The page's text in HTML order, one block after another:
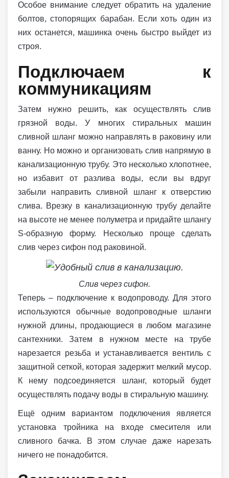
Особое внимание следует обратить на удаление
болтов, стопорящих барабан. Если хоть один из
них останется, машинка очень быстро выйдет из
строя.
Подключаем к
коммуникациям
Затем нужно решить, как осуществлять слив
грязной воды. У многих стиральных машин
сливной шланг можно направлять в раковину или
ванну. Но можно и организовать слив напрямую в
канализационную трубу. Это несколько хлопотнее,
но избавит от разлива воды, если вы вдруг
забыли направить сливной шланг к отверстию
слива. Врезку в канализационную трубу делайте
на высоте не менее полуметра и придайте шлангу
S-образную форму. Несколько проще сделать
слив через сифон под раковиной.
Слив через сифон.
Теперь – подключение к водопроводу. Для этого
используются обычные водопроводные шланги
нужной длины, продающиеся в любом магазине
сантехники. Затем в нужном месте на трубе
нарезается резьба и устанавливается вентиль с
защитной сеткой, которая задержит мелкий мусор.
К нему подсоединяется шланг, который будет
осуществлять подачу воды в стиральную машину.
Ещё одним вариантом подключения является
установка тройника на входе смесителя или
сливного бачка. В этом случае даже нарезать
ничего не понадобится.